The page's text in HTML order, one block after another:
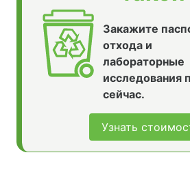
Закажите
отхода и
лабораторные
исследования
сейчас.
Узнать